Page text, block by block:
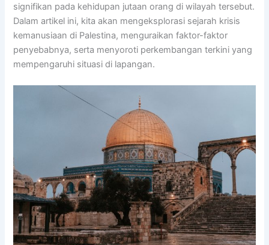
signifikan pada kehidupan jutaan orang di wilayah tersebut.
Dalam artikel ini, kita akan mengeksplorasi sejarah krisis
kemanusiaan di Palestina, menguraikan faktor-faktor
penyebabnya, serta menyoroti perkembangan terkini yang
mempengaruhi situasi di lapangan.